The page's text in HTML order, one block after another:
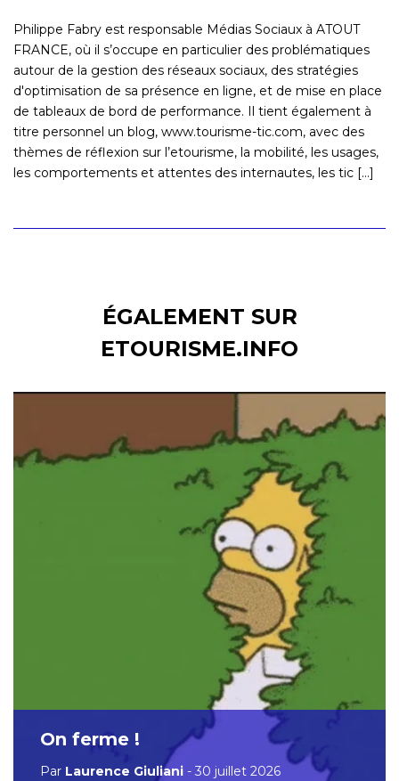
Philippe Fabry est responsable Médias Sociaux à ATOUT
FRANCE, où il s’occupe en particulier des problématiques
autour de la gestion des réseaux sociaux, des stratégies
d'optimisation de sa présence en ligne, et de mise en place
de tableaux de bord de performance. Il tient également à
titre personnel un blog, www.tourisme-tic.com, avec des
thèmes de réflexion sur l’etourisme, la mobilité, les usages,
les comportements et attentes des internautes, les tic [...]
ÉGALEMENT SUR
ETOURISME.INFO
On ferme !
Par Laurence Giuliani - 30 juillet 2026